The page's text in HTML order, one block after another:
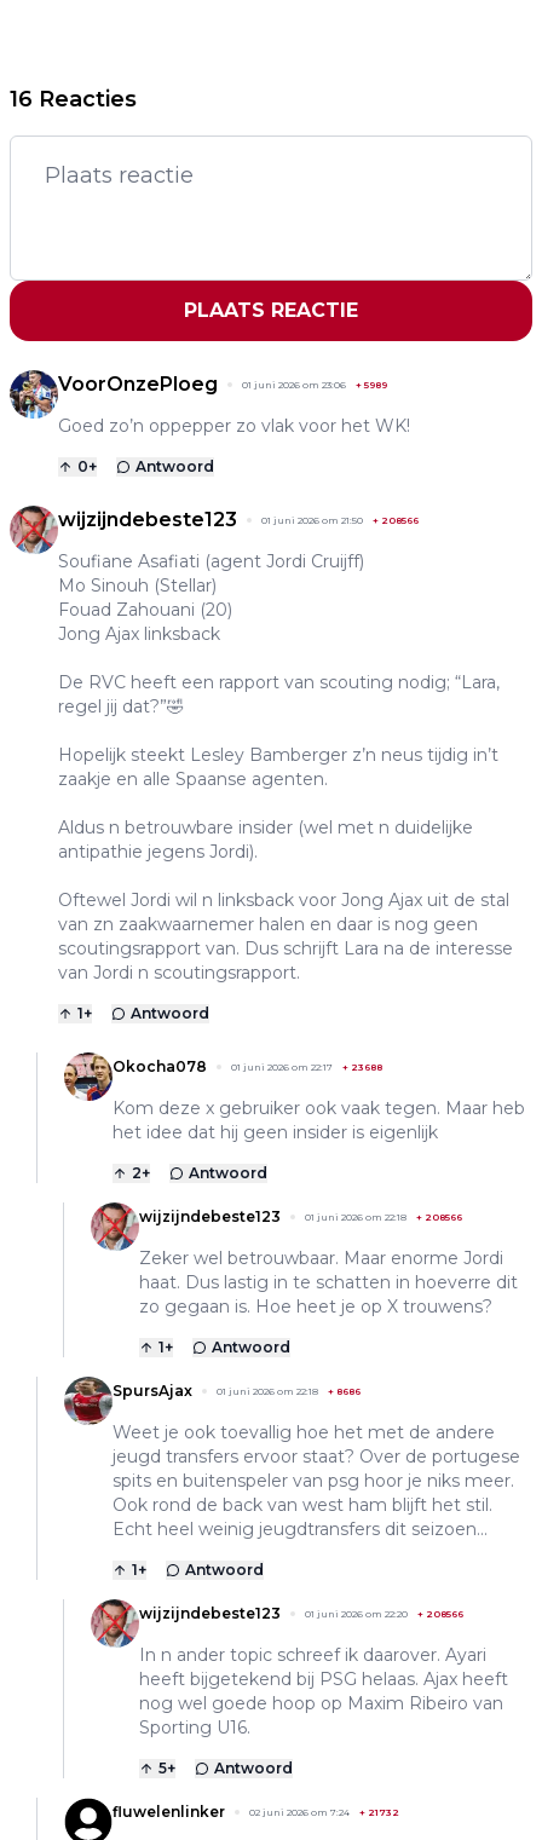
16 Reacties
PLAATS REACTIE
VoorOnzePloeg 01 juni 2026 om 23:06 + 5989
Goed zo’n oppepper zo vlak voor het WK!
0+ Antwoord
wijzijndebeste123 01 juni 2026 om 21:50 + 208566
Soufiane Asafiati (agent Jordi Cruijff)
Mo Sinouh (Stellar)
Fouad Zahouani (20)
Jong Ajax linksback
De RVC heeft een rapport van scouting nodig; “Lara,
regel jij dat?”🤣
Hopelijk steekt Lesley Bamberger z’n neus tijdig in’t
zaakje en alle Spaanse agenten.
Aldus n betrouwbare insider (wel met n duidelijke
antipathie jegens Jordi).
Oftewel Jordi wil n linksback voor Jong Ajax uit de stal
van zn zaakwaarnemer halen en daar is nog geen
scoutingsrapport van. Dus schrijft Lara na de interesse
van Jordi n scoutingsrapport.
1+ Antwoord
Okocha078 01 juni 2026 om 22:17 + 23688
Kom deze x gebruiker ook vaak tegen. Maar heb
het idee dat hij geen insider is eigenlijk
2+ Antwoord
wijzijndebeste123 01 juni 2026 om 22:18 + 208566
Zeker wel betrouwbaar. Maar enorme Jordi
haat. Dus lastig in te schatten in hoeverre dit
zo gegaan is. Hoe heet je op X trouwens?
1+ Antwoord
SpursAjax 01 juni 2026 om 22:18 + 8686
Weet je ook toevallig hoe het met de andere
jeugd transfers ervoor staat? Over de portugese
spits en buitenspeler van psg hoor je niks meer.
Ook rond de back van west ham blijft het stil.
Echt heel weinig jeugdtransfers dit seizoen...
1+ Antwoord
wijzijndebeste123 01 juni 2026 om 22:20 + 208566
In n ander topic schreef ik daarover. Ayari
heeft bijgetekend bij PSG helaas. Ajax heeft
nog wel goede hoop op Maxim Ribeiro van
Sporting U16.
5+ Antwoord
fluwelenlinker 02 juni 2026 om 7:24 + 21732